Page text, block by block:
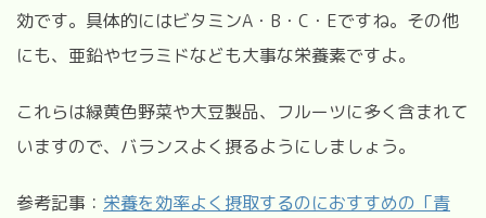
効です。具体的にはビタミンA・B・C・Eですね。その他
にも、亜鉛やセラミドなども大事な栄養素ですよ。
これらは緑黄色野菜や大豆製品、フルーツに多く含まれて
いますので、バランスよく摂るようにしましょう。
参考記事： 栄養を効率よく摂取するのにおすすめの「青